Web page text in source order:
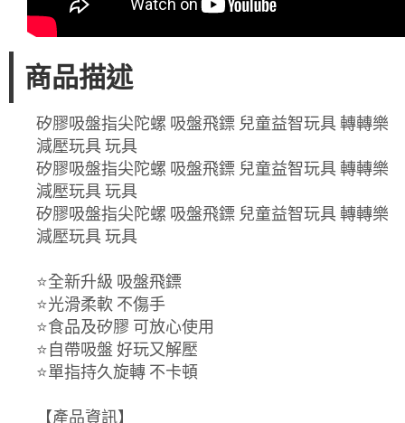
商品描述
矽膠吸盤指尖陀螺 吸盤飛鏢 兒童益智玩具 轉轉樂
減壓玩具 玩具
矽膠吸盤指尖陀螺 吸盤飛鏢 兒童益智玩具 轉轉樂
減壓玩具 玩具
矽膠吸盤指尖陀螺 吸盤飛鏢 兒童益智玩具 轉轉樂
減壓玩具 玩具
⭐全新升級 吸盤飛鏢
⭐光滑柔軟 不傷手
⭐食品及矽膠 可放心使用
⭐自帶吸盤 好玩又解壓
⭐單指持久旋轉 不卡頓
【產品資訊】